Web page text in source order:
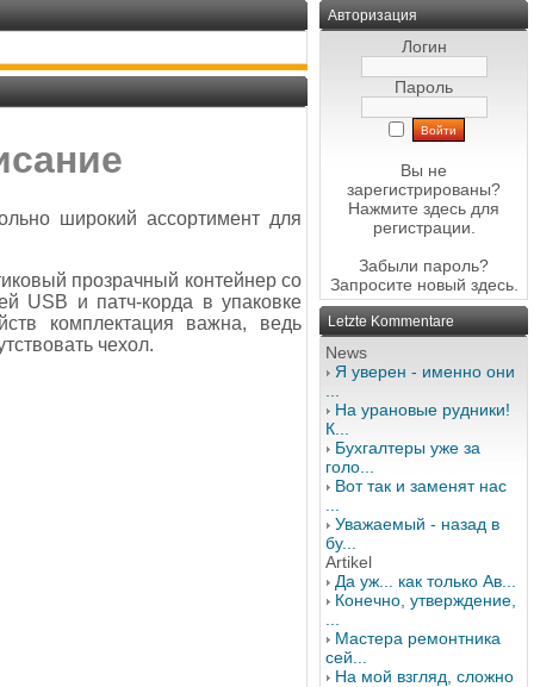
широкий ассортимент для
прозрачный контейнер со
USB и патч-корда в упаковке
комплектация важна, ведь
чехол.
Авторизация
Логин
Пароль
Вы не
зарегистрированы?
Нажмите здесь для
регистрации.
Забыли пароль?
Запросите новый здесь.
Letzte Kommentare
News
Я уверен - именно они
На урановые рудники!
К...
Бухгалтеры уже за
голо...
Вот так и заменят нас
Уважаемый - назад в
бу...
Artikel
Да уж... как только Ав...
Конечно, утверждение,
Мастера ремонтника
сей...
На мой взгляд, сложно